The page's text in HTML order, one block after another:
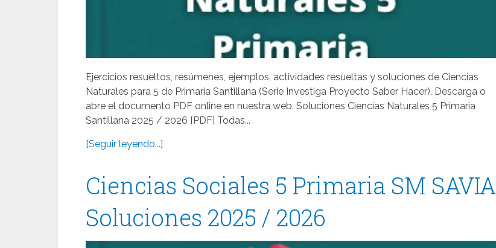
Ejercicios resueltos, resúmenes, ejemplos, actividades resueltas y soluciones de Ciencias
Naturales para 5 de Primaria Santillana (Serie Investiga Proyecto Saber Hacer). Descarga o
abre el documento PDF online en nuestra web. Soluciones Ciencias Naturales 5 Primaria
Santillana 2025 / 2026 [PDF] Todas...
[Seguir leyendo...]
Ciencias Sociales 5 Primaria SM SAVIA
Soluciones 2025 / 2026